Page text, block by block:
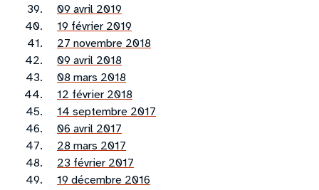
09 avril 2019
19 février 2019
27 novembre 2018
09 avril 2018
08 mars 2018
12 février 2018
14 septembre 2017
06 avril 2017
28 mars 2017
23 février 2017
19 décembre 2016